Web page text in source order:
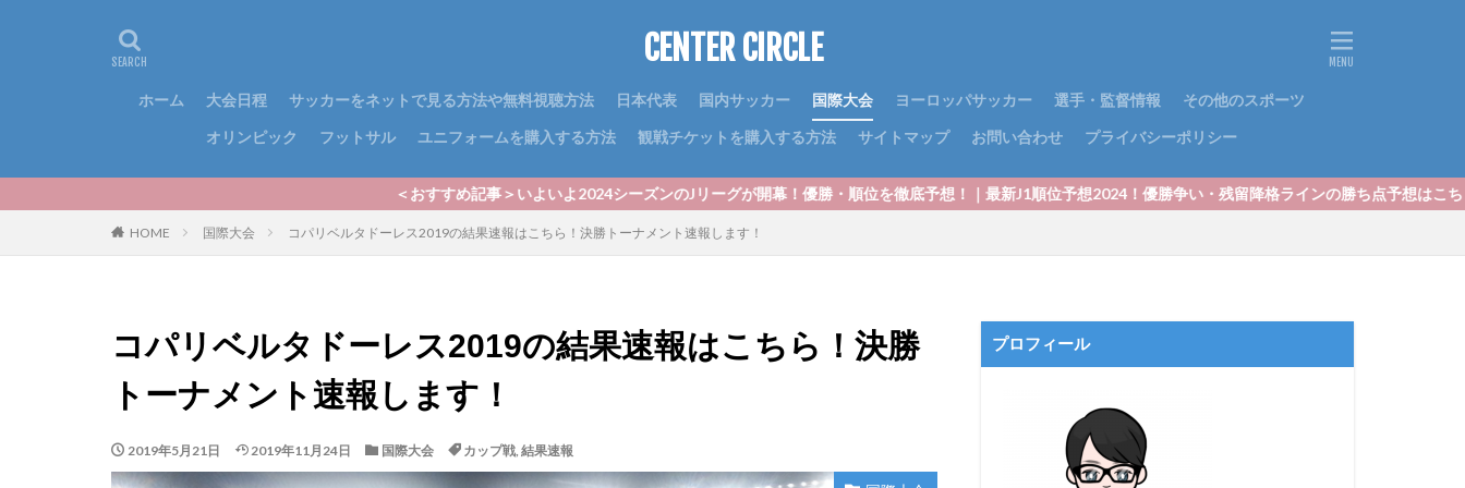
CENTER CIRCLE
ホーム 大会日程 サッカーをネットで見る方法や無料視聴方法 日本代表 国内サッカー 国際大会 ヨーロッパサッカー 選手・監督情報
その他のスポーツ
オリンピック
フットサル ユニフォームを購入する方法 観戦チケットを購入する方法 サイトマップ お問い合わせ プライバシーポリシー
＜おすすめ記事＞いよいよ2024シーズンのJリーグが開幕！優勝・順位を徹底予想！｜最新J1順位予想2024！優勝争い・残留降格ラインの勝ち点予想はこちら！
HOME 国際大会 コパリベルタドーレス2019の結果速報はこちら！決勝トーナメント速報します！
コパリベルタドーレス2019の結果速報はこちら！決勝
トーナメント速報します！
2019年5月21日 2019年11月24日 国際大会 カップ戦, 結果速報
プロフィール